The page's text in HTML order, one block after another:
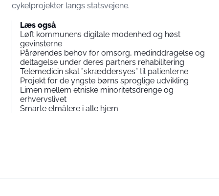
cykelprojekter langs statsvejene.
Læs også
Løft kommunens digitale modenhed og høst
gevinsterne
Pårørendes behov for omsorg, medinddragelse og
deltagelse under deres partners rehabilitering
Telemedicin skal ”skræddersyes” til patienterne
Projekt for de yngste børns sproglige udvikling
Limen mellem etniske minoritetsdrenge og
erhvervslivet
Smarte elmålere i alle hjem